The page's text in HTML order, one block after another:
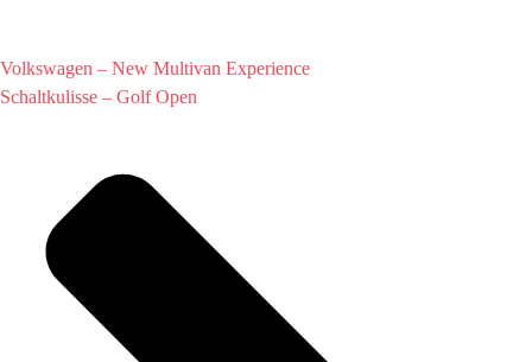
Volkswagen – New Multivan Experience
Schaltkulisse – Golf Open